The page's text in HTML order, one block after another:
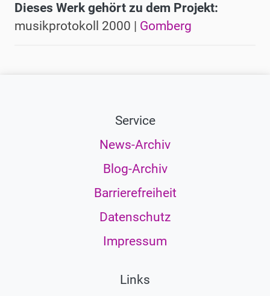
Dieses Werk gehört zu dem Projekt:
musikprotokoll 2000 | Gomberg
Service
News-Archiv
Blog-Archiv
Barrierefreiheit
Datenschutz
Impressum
Links